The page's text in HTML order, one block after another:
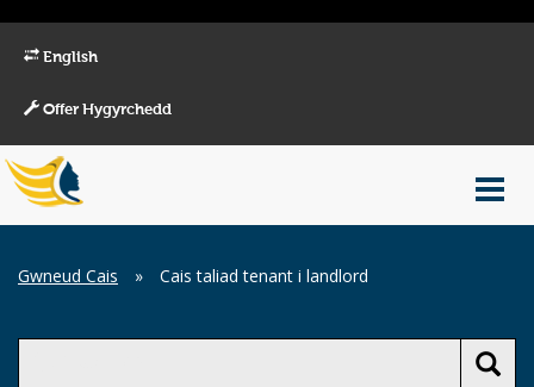
English
Offer Hygyrchedd
Main
Menu
Breadcrumb
Gwneud Cais » Cais taliad tenant i landlord